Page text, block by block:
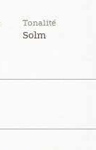
Tonalité
Solm